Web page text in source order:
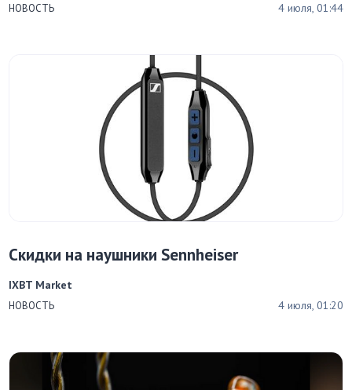
НОВОСТЬ 4 июля, 01:44
Скидки на наушники Sennheiser
НОВОСТЬ 4 июля, 01:20
IXBT Market